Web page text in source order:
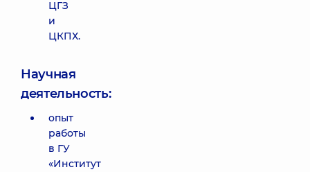
ЦГЗ
и
ЦКПХ.
Научная
деятельность:
опыт
работы
в ГУ
«Институт